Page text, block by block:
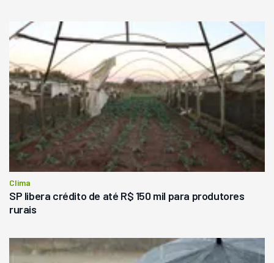
Clima
SP libera crédito de até R$ 150 mil para produtores
rurais